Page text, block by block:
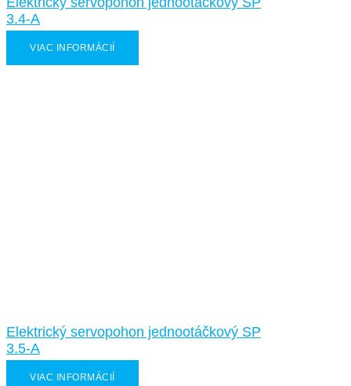
3.4-A
VIAC INFORMÁCIÍ
Elektrický servopohon jednootáčkový SP
3.5-A
VIAC INFORMÁCIÍ